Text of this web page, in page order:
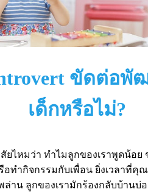
ขัดต่อพั
เด็กหรือไม่?
ยไหมว่า ทำไมลูกของเราพูดน้อย
อทำกิจกรรมกับเพื่อน ยิ่งเวลาที่คุ
าน ลูกของเรามักร้องกลับบ้านบ่